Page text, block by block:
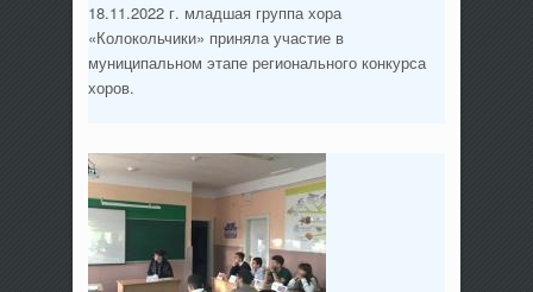
18.11.2022 г. младшая группа хора
«Колокольчики» приняла участие в
муниципальном этапе регионального конкурса
хоров.